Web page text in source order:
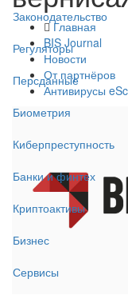
Законодательство
Регуляторы
Персданные
Биометрия
Киберпреступность
Банки и финтех
Криптоактивы
Бизнес
Сервисы
Главная
BIS Journal
Новости
От партнёров
Антивирусы